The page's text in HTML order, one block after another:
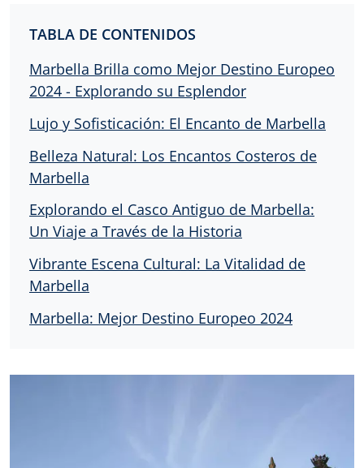
TABLA DE CONTENIDOS
Marbella Brilla como Mejor Destino Europeo
2024 - Explorando su Esplendor
Lujo y Sofisticación: El Encanto de Marbella
Belleza Natural: Los Encantos Costeros de
Marbella
Explorando el Casco Antiguo de Marbella:
Un Viaje a Través de la Historia
Vibrante Escena Cultural: La Vitalidad de
Marbella
Marbella: Mejor Destino Europeo 2024